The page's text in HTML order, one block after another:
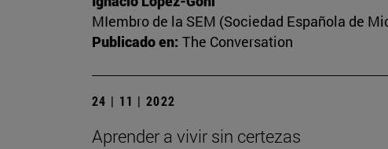
MIembro de la SEM (Sociedad Española de
Publicado en: The Conversation
24 | 11 | 2022
Aprender a vivir sin certezas